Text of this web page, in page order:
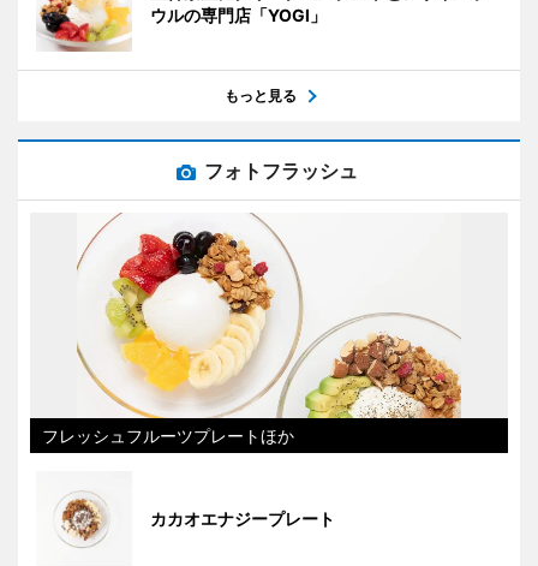
ウルの専門店「YOGI」
もっと見る
フォトフラッシュ
フレッシュフルーツプレートほか
カカオエナジープレート